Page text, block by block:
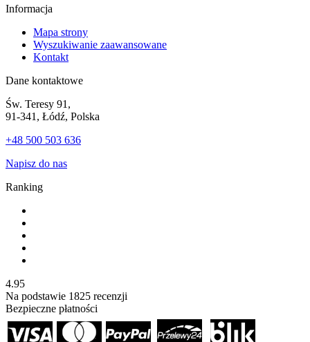
Informacja
Mapa strony
Wyszukiwanie zaawansowane
Kontakt
Dane kontaktowe
Św. Teresy 91,
91-341, Łódź, Polska
+48 500 503 636
Napisz do nas
Ranking
4.95
Na podstawie 1825 recenzji
Bezpieczne płatności